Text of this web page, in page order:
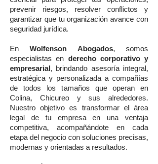
prevenir riesgos, resolver conflictos y
garantizar que tu organización avance con
seguridad jurídica.
EnWolfenson Abogados, somos
especialistas en derecho corporativo y
empresarial , brindando asesoría integral,
estratégica y personalizada a compañías
de todos los tamaños que operan en
Colina, Chicureo y sus alrededores.
Nuestro objetivo es transformar el área
legal de tu empresa en una ventaja
competitiva, acompañándote en cada
etapa del negocio con soluciones precisas,
modernas y orientadas a resultados.